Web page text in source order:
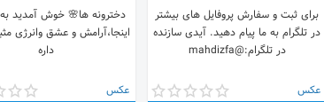
برای ثبت و سفارش پروفایل های بیشتر
در تلگرام به ما پیام دهید. آیدی سازنده
در تلگرام:@mahdizfa
عکس
دخترونه ها🌸 خوش آمدید
اینجا،آرامش و عشق وانرژی
داره
عکس